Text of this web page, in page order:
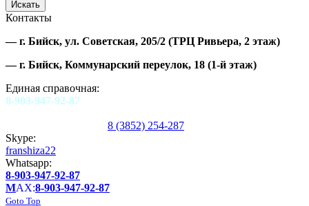
Контакты
—г. Бийск, ул. Советская, 205/2 (ТРЦ Ривьера, 2 этаж)
—г. Бийск, Коммунарский переулок, 18 (1-й этаж)
Единая справочная:
8-903-947-92-87
8 (3852) 254-287
Skype:
franshiza22
Whatsapp:
8-903-947-92-87
MAX:8-903-947-92-87
Goto Top